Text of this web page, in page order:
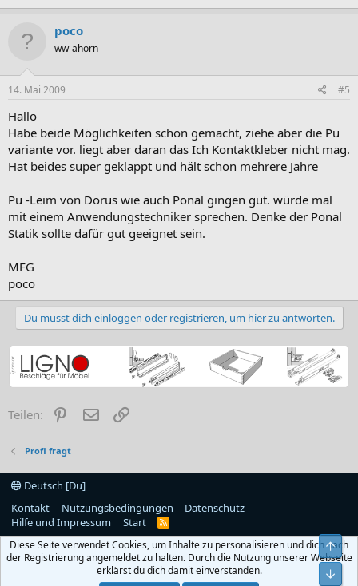
poco
ww-ahorn
14. Mai 2009 #5
Hallo
Habe beide Möglichkeiten schon gemacht, ziehe aber die Pu
variante vor. liegt aber daran das Ich Kontaktkleber nicht mag.
Hat beides super geklappt und hält schon mehrere Jahre
Pu -Leim von Dorus wie auch Ponal gingen gut. würde mal
mit einem Anwendungstechniker sprechen. Denke der Ponal
Statik sollte dafür gut geeignet sein.
MFG
poco
Du musst dich einloggen oder registrieren, um hier zu antworten.
Teilen: PinterestE-Mail
Profi fragt
Deutsch [Du]
Kontakt
Nutzungsbedingungen
Datenschutz
Hilfe und Impressum
Start
R
S
Diese Seite verwendet Cookies, um Inhalte zu personalisieren und dich nach
der Registrierung angemeldet zu halten. Durch die Nutzung unserer Webseite
erklärst du dich damit einverstanden.